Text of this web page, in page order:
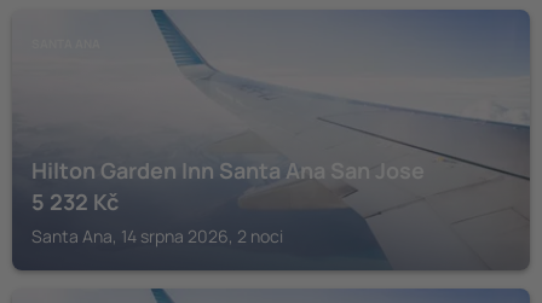
Hilton Garden Inn Santa Ana San Jose
5 232 Kč
Santa Ana, 14 srpna 2026, 2 noci